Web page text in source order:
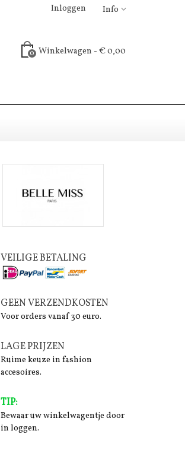
Info
Inloggen
0 Winkelwagen - € 0,00
VEILIGE BETALING
GEEN VERZENDKOSTEN
Voor orders vanaf 30 euro.
LAGE PRIJZEN
Ruime keuze in fashion
accesoires.
TIP:
Bewaar uw winkelwagentje door
in loggen.